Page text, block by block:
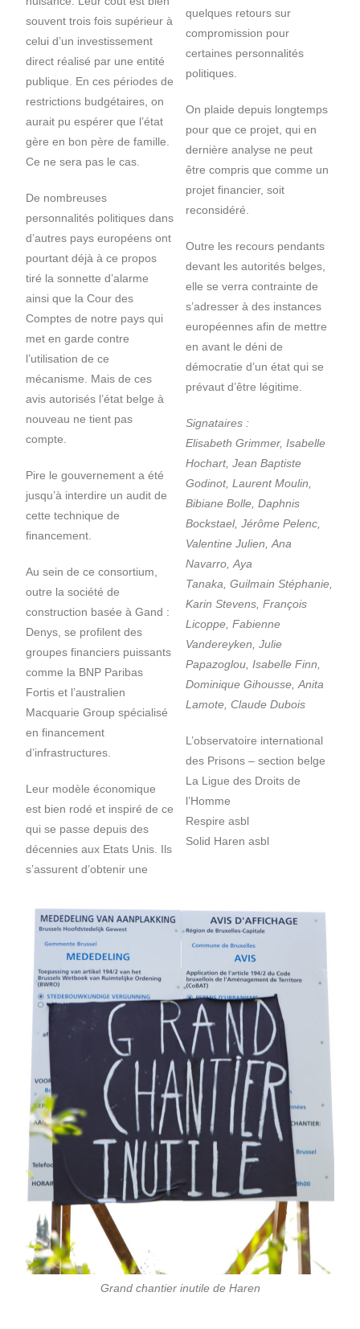
souvent trois fois supérieur à
celui d’un investissement
direct réalisé par une entité
publique. En ces périodes de
restrictions budgétaires, on
aurait pu espérer que l’état
gère en bon père de famille.
Ce ne sera pas le cas.
De nombreuses
personnalités politiques dans
d’autres pays européens ont
pourtant déjà à ce propos
tiré la sonnette d’alarme
ainsi que la Cour des
Comptes de notre pays qui
met en garde contre
l’utilisation de ce
mécanisme. Mais de ces
avis autorisés l’état belge à
nouveau ne tient pas
compte.
Pire le gouvernement a été
jusqu’à interdire un audit de
cette technique de
financement.
Au sein de ce consortium,
outre la société de
construction basée à Gand :
Denys, se profilent des
groupes financiers puissants
comme la BNP Paribas
Fortis et l’australien
Macquarie Group spécialisé
en financement
d’infrastructures.
Leur modèle économique
est bien rodé et inspiré de ce
qui se passe depuis des
décennies aux Etats Unis. Ils
s’assurent d’obtenir une
quelques retours sur
compromission pour
certaines personnalités
politiques.
On plaide depuis longtemps
pour que ce projet, qui en
dernière analyse ne peut
être compris que comme un
projet financier, soit
reconsidéré.
Outre les recours pendants
devant les autorités belges,
elle se verra contrainte de
s’adresser à des instances
européennes afin de mettre
en avant le déni de
démocratie d’un état qui se
prévaut d’être légitime.
Signataires :
Elisabeth Grimmer, Isabelle
Hochart, Jean Baptiste
Godinot, Laurent Moulin,
Bibiane Bolle, Daphnis
Bockstael, Jérôme Pelenc,
Valentine Julien, Ana
Navarro, Aya
Tanaka, Guilmain Stéphanie,
Karin Stevens, François
Licoppe, Fabienne
Vandereyken, Julie
Papazoglou, Isabelle Finn,
Dominique Gihousse, Anita
Lamote, Claude Dubois
L’observatoire international
des Prisons – section belge
La Ligue des Droits de
l’Homme
Respire asbl
Solid Haren asbl
Grand chantier inutile de Haren